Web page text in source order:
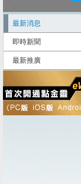
最新消息
即時新聞
最新推廣